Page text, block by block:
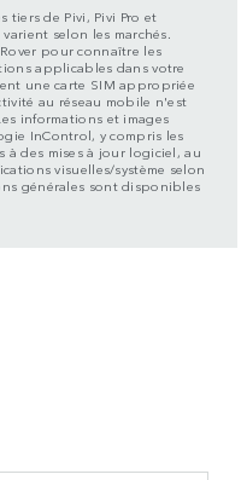
tiers de Pivi, Pivi Pro et
selon les marchés.
pour connaître les
applicables dans votre
une carte SIM appropriée
au réseau mobile n'est
informations et images
InControl, y compris les
à des mises à jour logiciel, au
visuelles/système selon
générales sont disponibles